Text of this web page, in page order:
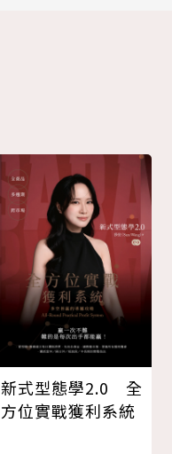
新式型態學2.0 全
方位實戰獲利系統